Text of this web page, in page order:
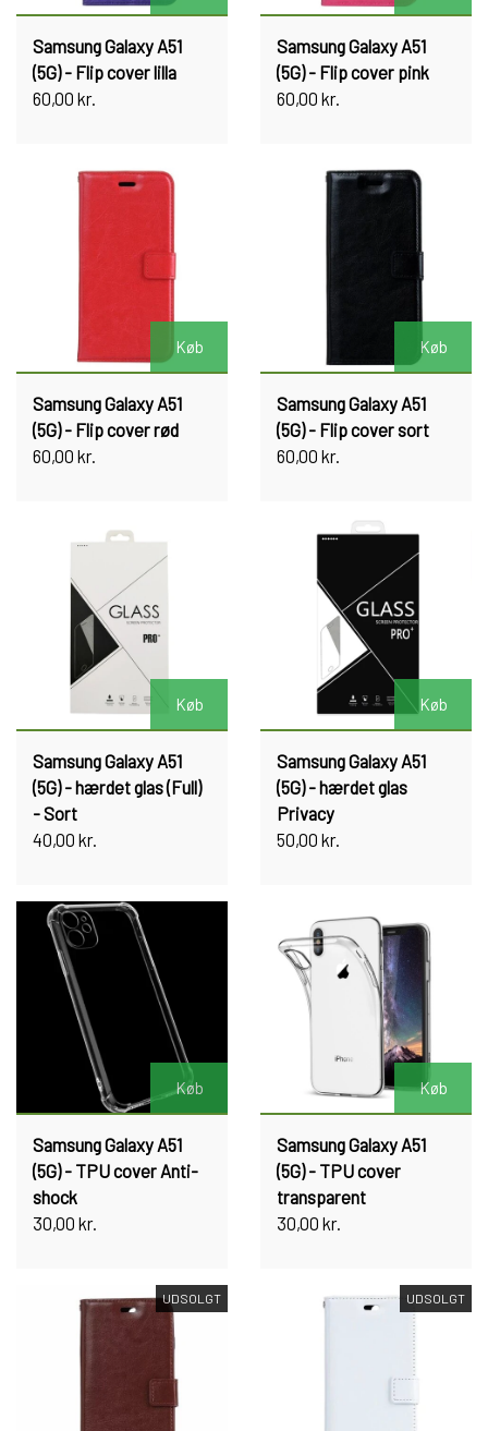
Samsung Galaxy A51
(5G) - Flip cover lilla
60,00 kr.
Samsung Galaxy A51
(5G) - Flip cover pink
60,00 kr.
Køb
Samsung Galaxy A51
(5G) - Flip cover rød
60,00 kr.
Køb
Samsung Galaxy A51
(5G) - Flip cover sort
60,00 kr.
Køb
Samsung Galaxy A51
(5G) - hærdet glas (Full)
- Sort
40,00 kr.
Køb
Samsung Galaxy A51
(5G) - hærdet glas
Privacy
50,00 kr.
Køb
Samsung Galaxy A51
(5G) - TPU cover Anti-
shock
30,00 kr.
Køb
Samsung Galaxy A51
(5G) - TPU cover
transparent
30,00 kr.
UDSOLGT UDSOLGT